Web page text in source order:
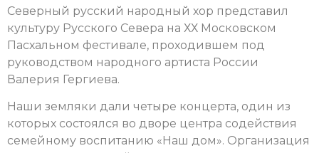
Северный русский народный хор представил
культуру Русского Севера на ХХ Московском
Пасхальном фестивале, проходившем под
руководством народного артиста России
Валерия Гергиева.
Наши земляки дали четыре концерта, один из
которых состоялся во дворе центра содействия
семейному воспитанию «Наш дом». Организация